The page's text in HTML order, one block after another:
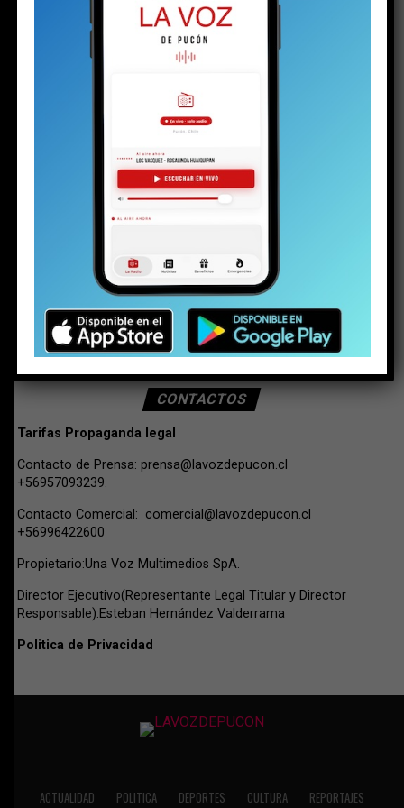
BUSCAR
CONTACTOS
Tarifas Propaganda legal
Contacto de Prensa: prensa@lavozdepucon.cl
+56957093239.
Contacto Comercial: comercial@lavozdepucon.cl
+56996422600
Propietario:Una Voz Multimedios SpA.
Director Ejecutivo(Representante Legal Titular y Director
Responsable):Esteban Hernández Valderrama
Politica de Privacidad
ACTUALIDAD POLITICA DEPORTES CULTURA REPORTAJES